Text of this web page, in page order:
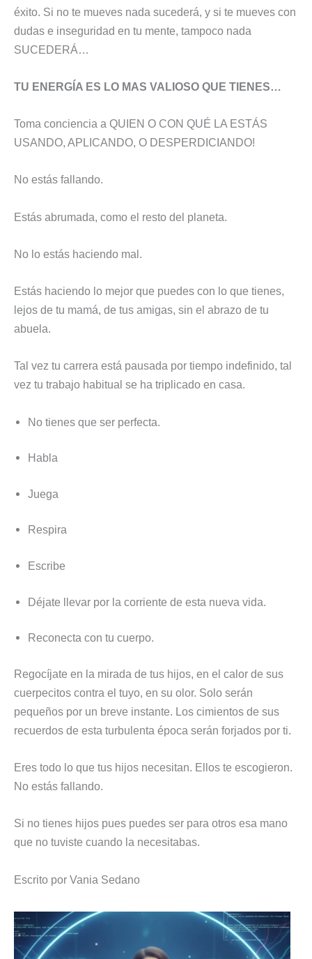
éxito. Si no te mueves nada sucederá, y si te mueves con
dudas e inseguridad en tu mente, tampoco nada
SUCEDERÁ…
TU ENERGÍA ES LO MAS VALIOSO QUE TIENES…
Toma conciencia a QUIEN O CON QUÉ LA ESTÁS
USANDO, APLICANDO, O DESPERDICIANDO!
No estás fallando.
Estás abrumada, como el resto del planeta.
No lo estás haciendo mal.
Estás haciendo lo mejor que puedes con lo que tienes,
lejos de tu mamá, de tus amigas, sin el abrazo de tu
abuela.
Tal vez tu carrera está pausada por tiempo indefinido, tal
vez tu trabajo habitual se ha triplicado en casa.
No tienes que ser perfecta.
Habla
Juega
Respira
Escribe
Déjate llevar por la corriente de esta nueva vida.
Reconecta con tu cuerpo.
Regocíjate en la mirada de tus hijos, en el calor de sus
cuerpecitos contra el tuyo, en su olor. Solo serán
pequeños por un breve instante. Los cimientos de sus
recuerdos de esta turbulenta época serán forjados por ti.
Eres todo lo que tus hijos necesitan. Ellos te escogieron.
No estás fallando.
Si no tienes hijos pues puedes ser para otros esa mano
que no tuviste cuando la necesitabas.
Escrito por Vania Sedano